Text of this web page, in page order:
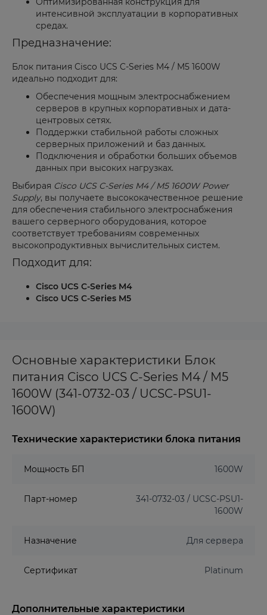
интенсивной эксплуатации в корпоративных
средах.
Предназначение:
Блок питания Cisco UCS C-Series M4 / M5 1600W
идеально подходит для:
Обеспечения мощным электроснабжением
серверов в крупных корпоративных и дата-
центровых сетях.
Поддержки стабильной работы сложных
серверных приложений и баз данных.
Подключения и обработки больших объемов
данных при высоких нагрузках.
Выбирая Cisco UCS C-Series M4 / M5 1600W Power
Supply, вы получаете высококачественное решение
для обеспечения стабильного электроснабжения
вашего серверного оборудования, которое
соответствует требованиям современных
высокопродуктивных вычислительных систем.
Подходит для:
Cisco UCS C-Series M4
Cisco UCS C-Series M5
Основные характеристики Блок
питания Cisco UCS C-Series ​​M4 / M5
1600W (341-0732-03 / UCSC-PSU1-
1600W)
Технические характеристики блока питания
Мощность БП 1600W
Парт-номер
341-0732-03 / UCSC-PSU1-
1600W
Назначение Для сервера
Сертификат Platinum
Дополнительные характеристики